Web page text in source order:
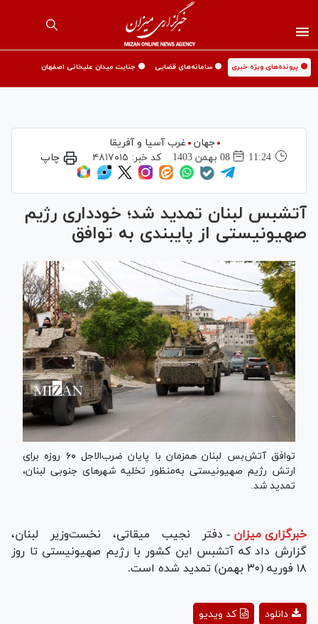
🟡 پرونده‌های ویژه خبری 🟡 سامانه‌های قضایی 🟡 جنایت میدان علیخانی اصفهان
جهان
غرب آسیا و آفریقا
11:24
08 بهمن 1403 کد خبر: ۴۸۱۷۰۱۵ چاپ
آتش‎بس لبنان تمدید شد؛ خودداری رژیم
صهیونیستی از پایبندی به توافق
توافق آتش‌بس لبنان همزمان با پایان ضرب‌الاجل ۶۰ روزه برای
ارتش رژیم صهیونیستی به‌منظور تخلیه شهر‌های جنوبی لبنان،
تمدید شد.
خبرگزاری میزان - دفتر نجیب میقاتی، نخست‌وزیر لبنان،
گزارش داد که آتش‎بس این کشور با رژیم صهیونیستی تا روز
۱۸ فوریه (۳۰ بهمن) تمدید شده است.
Playکد ویدیو دانلود